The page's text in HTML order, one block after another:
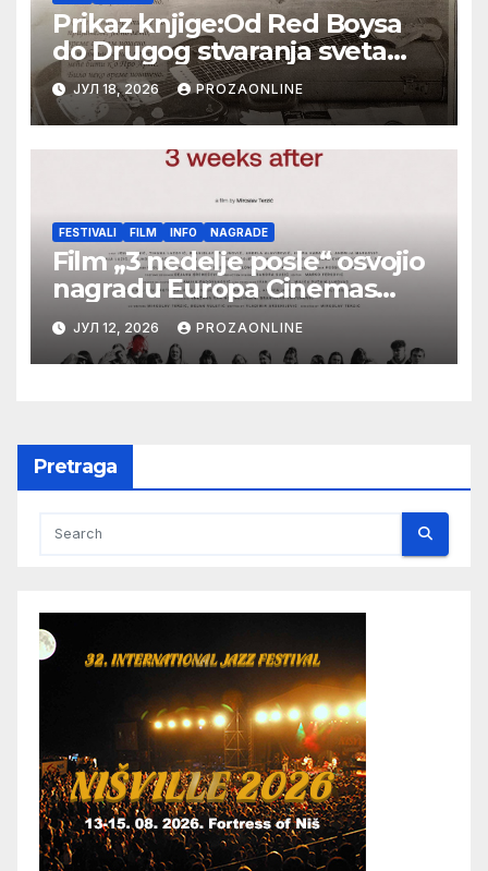
Prikaz knjige:Od Red Boysa
do Drugog stvaranja sveta
(bilo neko vreme pošteno)
(autor- Zlatomira Sremca,
Botoš 2022. godine, samizdat)
ЈУЛ 18, 2026 PROZAONLINE
FESTIVALI FILM INFO NAGRADE
Film „3 nedelje posle“ osvojio
nagradu Europa Cinemas
Label na Filmskom festivalu u
Karlovim Varima
ЈУЛ 12, 2026 PROZAONLINE
Pretraga